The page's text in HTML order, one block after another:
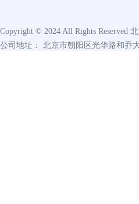
Copyright © 2024 All Rights Reserved
公司地址： 北京市朝阳区光华路和乔